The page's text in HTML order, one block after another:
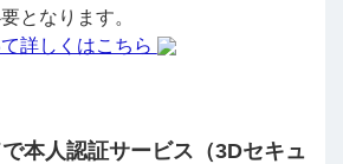
となります。
詳しくはこちら
本人認証サービス（3Dセキュ